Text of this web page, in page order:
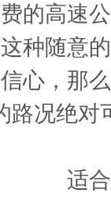
的高速
种随意
心，那
路况绝对
适合